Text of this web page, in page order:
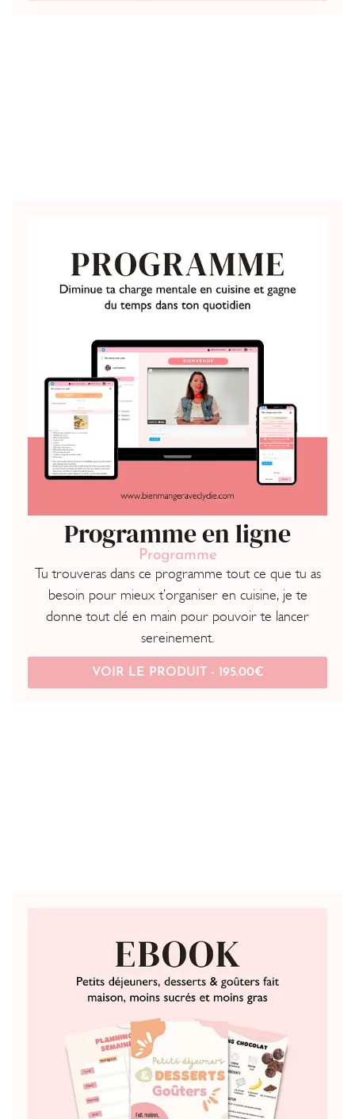
Programme en ligne
Programme
Tu trouveras dans ce programme tout ce que tu as
besoin pour mieux t’organiser en cuisine, je te
donne tout clé en main pour pouvoir te lancer
sereinement.
VOIR LE PRODUIT - 195.00€